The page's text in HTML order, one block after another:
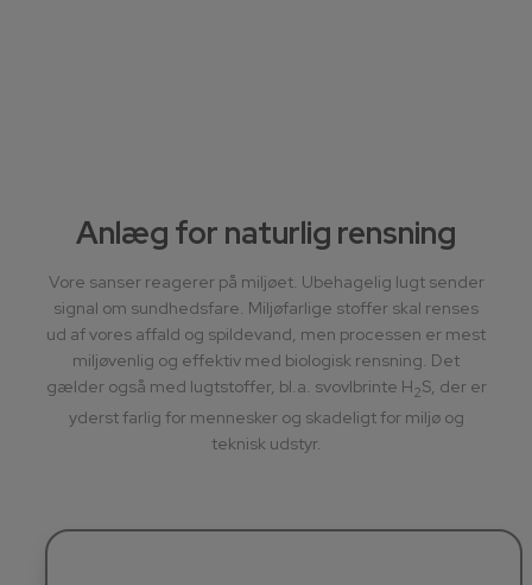
Anlæg for naturlig rensning
Vore sanser reagerer på miljøet. Ubehagelig lugt sender
signal om sundhedsfare. Miljøfarlige stoffer skal renses
ud af vores affald og spildevand, men processen er mest
miljøvenlig og effektiv med biologisk rensning. Det
gælder også med lugtstoffer, bl.a. svovlbrinte H2S, der er
yderst farlig for mennesker og skadeligt for miljø og
teknisk udstyr.